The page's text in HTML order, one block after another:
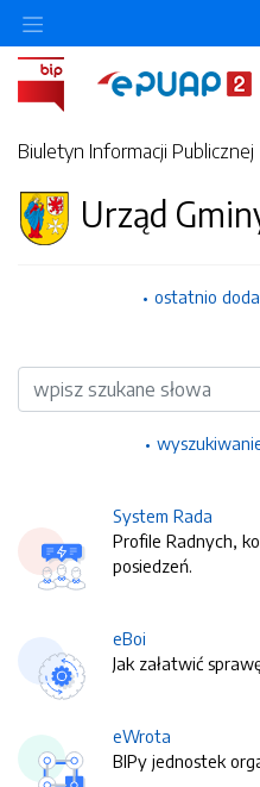
Biuletyn Informacji Publicznej
Urząd
ostatnio
Wyszukiwarka
System Rada
Profile Radnych,
posiedzeń.
eBoi
Jak załatwić
eWrota
BIPy jednostek